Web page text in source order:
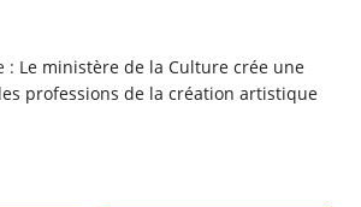
: Le ministère de la Culture crée une
professions de la création artistique